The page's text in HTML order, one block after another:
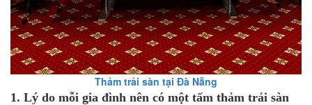
Thảm trải sàn tại Đà Nẵng
1. Lý do mỗi gia đình nên có một tấm thảm trải sàn